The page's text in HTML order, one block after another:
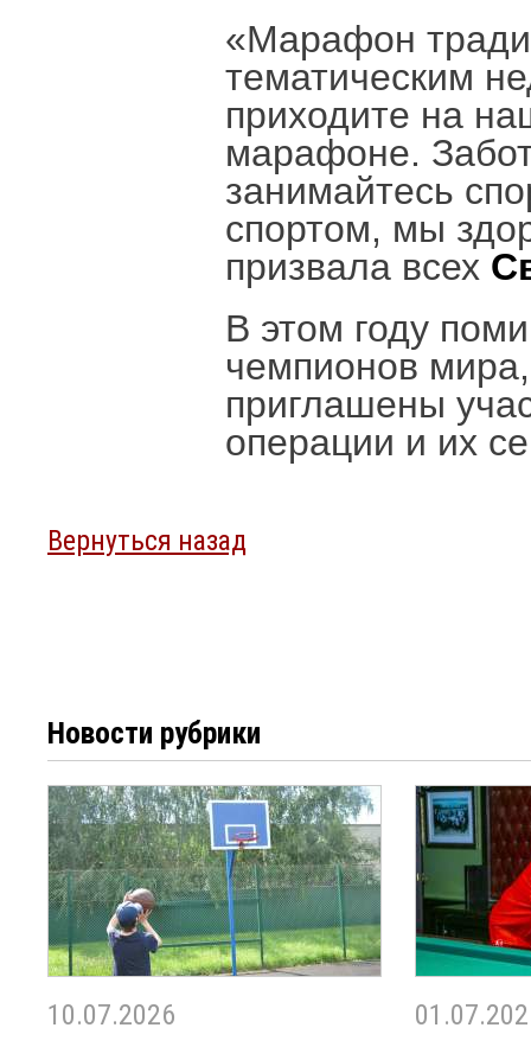
«Марафон
тематическим
приходите на
марафоне.
занимайтесь
спортом, мы
призвала всех
В этом году
чемпионов
приглашены
операции и их
Вернуться назад
Новости рубрики
10.07.2026